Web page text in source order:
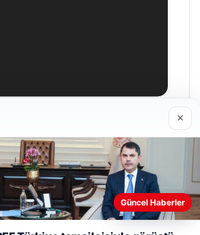
Bürosu
daha iyi anlayabilmek,
ve geliştirmek amacıyla çerezler
×
Güncel Haberler